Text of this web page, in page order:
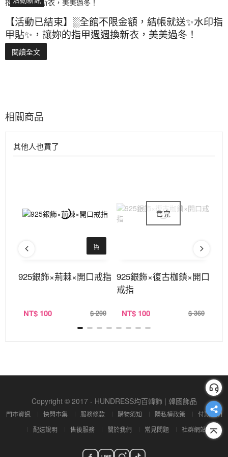
【活動已結束】░全館不限金額，結帳就送✨水印指
甲貼✨，讓妳的指甲週週換新衣，美美過冬！
閱讀全文
相關商品
其他人也買了
925銀飾×荊棘×開口戒指
NT$ 100 $ 290
925銀飾×復古枷鎖×開口
戒指
NT$ 100 $ 360
Copyright © 2017 - HUNDRESS均百韓飾 | 韓國飾品
門市資訊 快閃市集 服務條款 購物須知 隱私權政策
付款說明
配送說明
售後服務 關於我們 常見問題 社群網站